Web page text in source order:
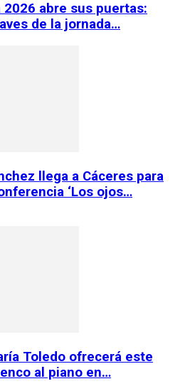
2026 abre sus puertas:
de la jornada…
llega a Cáceres para
‘Los ojos…
Toledo ofrecerá este
al piano en…